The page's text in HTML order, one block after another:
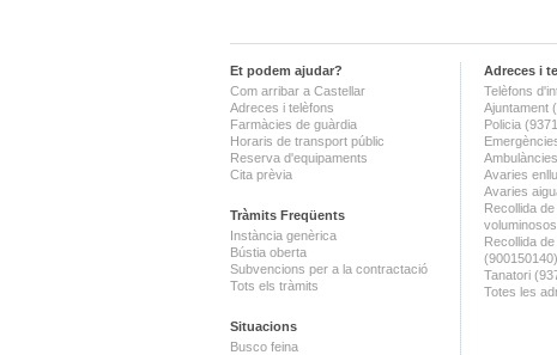
Et podem ajudar?
Com arribar a Castellar
Adreces i telèfons
Farmàcies de guàrdia
Horaris de transport públic
Reserva d'equipaments
Cita prèvia
Tràmits Freqüents
Instància genèrica
Bústia oberta
Subvencions per a la contractació
Tots els tràmits
Situacions
Busco feina
Adreces i
Telèfons
Ajuntament
Policia
Avaries
Avaries
Recollida
Recollida
(900150140)
Tanatori
Totes les